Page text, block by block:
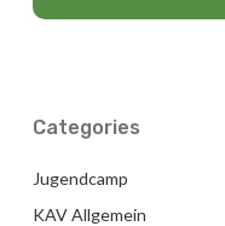
Categories
Jugendcamp
KAV Allgemein